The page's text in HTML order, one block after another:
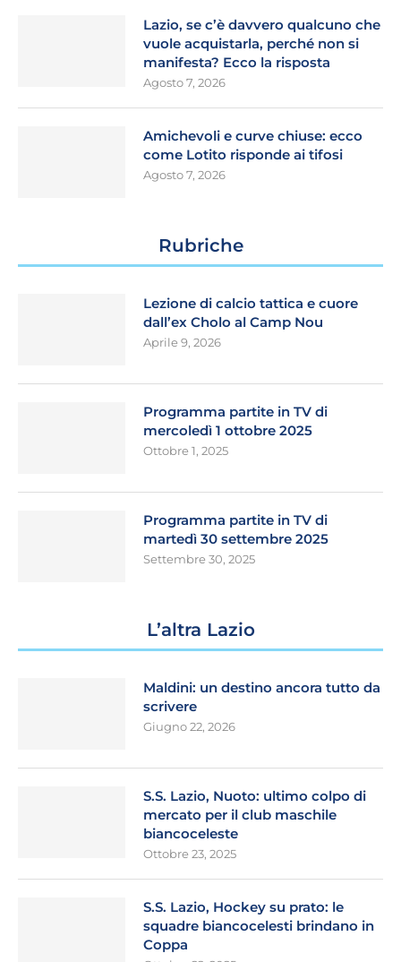
Lazio, se c’è davvero qualcuno che
vuole acquistarla, perché non si
manifesta? Ecco la risposta
Agosto 7, 2026
Amichevoli e curve chiuse: ecco
come Lotito risponde ai tifosi
Agosto 7, 2026
Rubriche
Lezione di calcio tattica e cuore
dall’ex Cholo al Camp Nou
Aprile 9, 2026
Programma partite in TV di
mercoledì 1 ottobre 2025
Ottobre 1, 2025
Programma partite in TV di
martedì 30 settembre 2025
Settembre 30, 2025
L’altra Lazio
Maldini: un destino ancora tutto da
scrivere
Giugno 22, 2026
S.S. Lazio, Nuoto: ultimo colpo di
mercato per il club maschile
biancoceleste
Ottobre 23, 2025
S.S. Lazio, Hockey su prato: le
squadre biancocelesti brindano in
Coppa